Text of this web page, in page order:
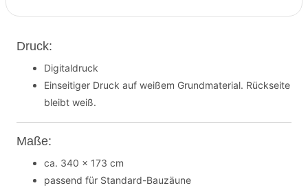
Druck:
Digitaldruck
Einseitiger Druck auf weißem Grundmaterial. Rückseite
bleibt weiß.
Maße:
ca. 340 x 173 cm
passend für Standard-Bauzäune